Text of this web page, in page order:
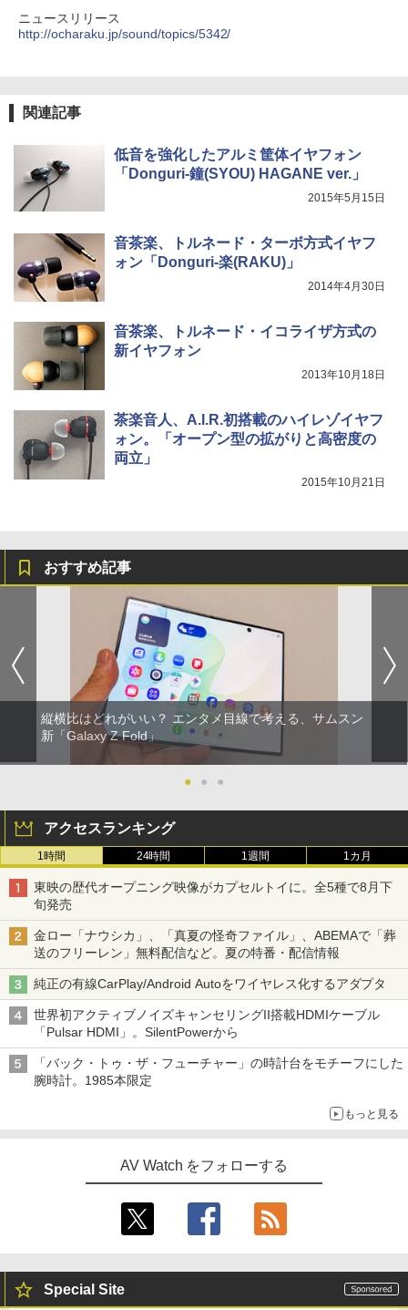
ニュースリリース
http://ocharaku.jp/sound/topics/5342/
関連記事
低音を強化したアルミ筐体イヤフォン
「Donguri-鐘(SYOU) HAGANE ver.」
2015年5月15日
音茶楽、トルネード・ターボ方式イヤフ
ォン「Donguri-楽(RAKU)」
2014年4月30日
音茶楽、トルネード・イコライザ方式の
新イヤフォン
2013年10月18日
茶楽音人、A.I.R.初搭載のハイレゾイヤフ
ォン。「オープン型の拡がりと高密度の
両立」
2015年10月21日
おすすめ記事
縦横比はどれがいい？ エンタメ目線で考える、サムスン
新「Galaxy Z Fold」
● ● ●
アクセスランキング
1時間 24時間 1週間 1カ月
東映の歴代オープニング映像がカプセルトイに。全5種で8月下
旬発売
金ロー「ナウシカ」、「真夏の怪奇ファイル」、ABEMAで「葬
送のフリーレン」無料配信など。夏の特番・配信情報
純正の有線CarPlay/Android Autoをワイヤレス化するアダプタ
世界初アクティブノイズキャンセリングII搭載HDMIケーブル
「Pulsar HDMI」。SilentPowerから
「バック・トゥ・ザ・フューチャー」の時計台をモチーフにした
腕時計。1985本限定
もっと見る
AV Watch をフォローする
Special Site